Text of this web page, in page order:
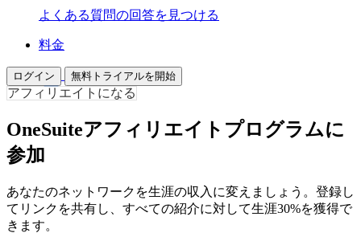
よくある質問の回答を見つける
料金
ログイン 無料トライアルを開始
アフィリエイトになる
OneSuiteアフィリエイトプログラムに
参加
あなたのネットワークを生涯の収入に変えましょう。登録し
てリンクを共有し、すべての紹介に対して生涯30%を獲得で
きます。